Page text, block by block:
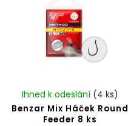
Benzar Mix Háček Round
Feeder 8 ks
Ihned k odeslání (4 ks)